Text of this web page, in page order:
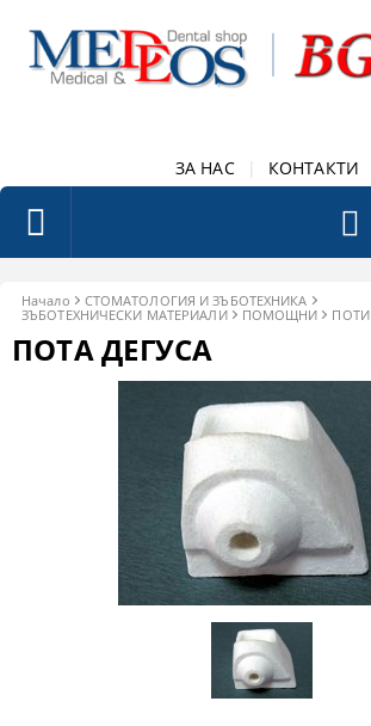
ЗА НАС КОНТАКТИ
Начало
СТОМАТОЛОГИЯ И ЗЪБОТЕХНИКА
ЗЪБОТЕХНИЧЕСКИ МАТЕРИАЛИ
ПОМОЩНИ ПОТИ
ПОТА ДЕГУСА